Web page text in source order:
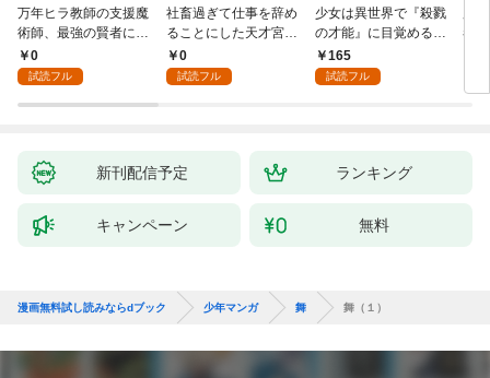
万年ヒラ教師の支援魔
術師、最強の賢者にな
る～不人気の支援魔術
師は給料泥棒だと魔術
が、出世した元教え子
0
試読フル
社畜過ぎて仕事を辞め
ることにした天才宮廷
魔術師～辺境の地でス
ローライフを夢見る
0
試読フル
少女は異世界で『殺戮
の才能』に目覚める
(話売り) #1
165
試読フル
者
新刊配信予定 ランキング
キャンペーン 無料
漫画無料試し読みならdブック 少年マンガ 舞 舞（１）